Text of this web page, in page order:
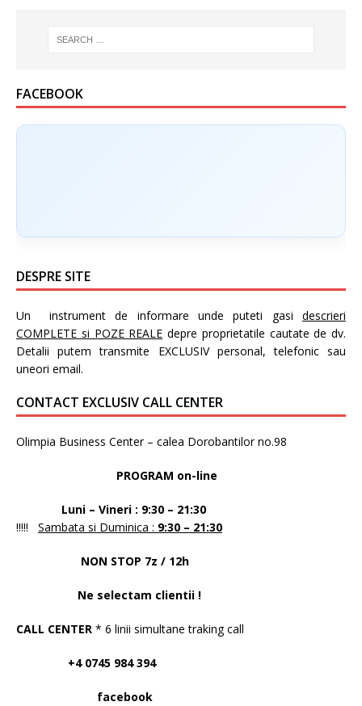
FACEBOOK
DESPRE SITE
Un instrument de informare unde puteti gasi descrieri
COMPLETE si POZE REALE depre proprietatile cautate de dv.
Detalii putem transmite EXCLUSIV personal, telefonic sau
uneori email.
CONTACT EXCLUSIV CALL CENTER
Olimpia Business Center – calea Dorobantilor no.98
PROGRAM on-line
Luni – Vineri : 9:30 – 21:30
!!!!! Sambata si Duminica : 9:30 – 21:30
NON STOP 7z / 12h
Ne selectam clientii !
CALL CENTER * 6 linii simultane traking call
+4 0745 984 394
facebook